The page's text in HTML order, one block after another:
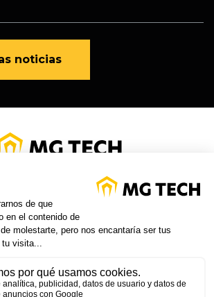
noticias
NOTAS LEGALES
DE YOU